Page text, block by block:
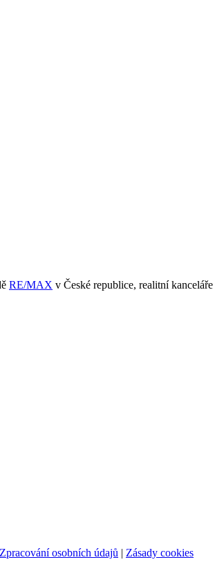
RE/MAX v České republice, realitní kanceláře
Zpracování osobních údajů | Zásady cookies